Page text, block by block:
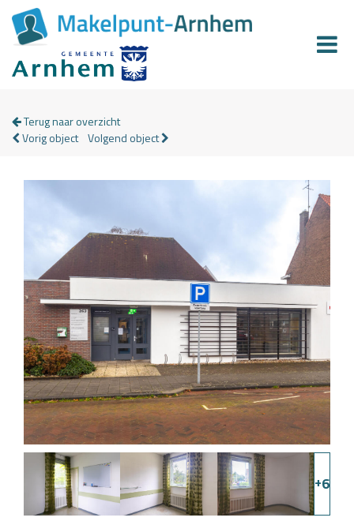
Terug naar overzicht
Vorig object Volgend object
+6